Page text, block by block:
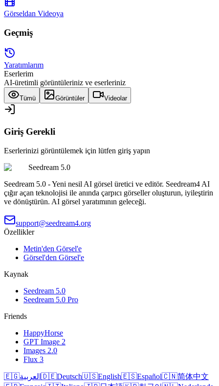
Görseldan Videoya
Geçmiş
Yaratımlarım
Eserlerim
AI-üretimli görüntüleriniz ve eserleriniz
Tümü Görüntüler Videolar
Giriş Gerekli
Eserlerinizi görüntülemek için lütfen giriş yapın
Seedream 5.0
Seedream 5.0 - Yeni nesil AI görsel üretici ve editör. Seedream4 AI
çığır açan teknolojisi ile anında çarpıcı görseller oluşturun, iyileştirin
ve dönüştürün. AI görsel yaratımının geleceği.
support@seedream4.org
Özellikler
Metin'den Görsel'e
Görsel'den Görsel'e
Kaynak
Seedream 5.0
Seedream 5.0 Pro
Friends
HappyHorse
GPT Image 2
Images 2.0
Flux 3
🇪🇬العربية 🇩🇪Deutsch🇺🇸English🇪🇸Español🇨🇳简体中文